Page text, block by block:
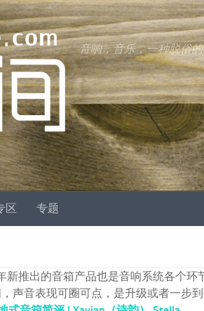
音响，音乐，一种脱俗
区 专题
推出的音箱产品也是音响系统各个
声音表现可圈可点，是升级或者一步到